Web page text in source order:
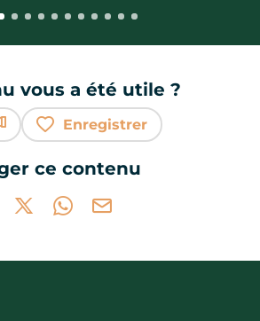
vous a été utile ?
Enregistrer
ce contenu
sur Facebook (nouvelle
Partager sur X / Twitter (nouvelle
Partager sur WhatsApp
Partager par mail